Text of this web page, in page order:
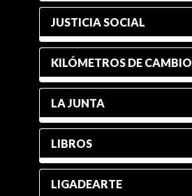
JUSTICIA SOCIAL
KILÓMETROS DE CAMBIO
LA JUNTA
LIBROS
LIGADEARTE